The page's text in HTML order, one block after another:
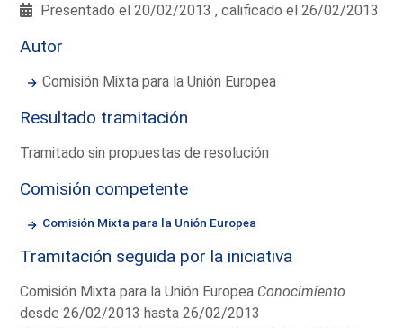
Presentado el 20/02/2013 , calificado el 26/02/2013
Autor
Comisión Mixta para la Unión Europea
Resultado tramitación
Tramitado sin propuestas de resolución
Comisión competente
Comisión Mixta para la Unión Europea
Tramitación seguida por la iniciativa
Comisión Mixta para la Unión Europea Conocimiento
desde 26/02/2013 hasta 26/02/2013